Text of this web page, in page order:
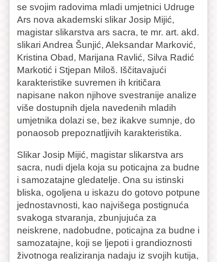
se svojim radovima mladi umjetnici Udruge
Ars nova akademski slikar Josip Mijić,
magistar slikarstva ars sacra, te mr. art. akd.
slikari Andrea Šunjić, Aleksandar Marković,
Kristina Obad, Marijana Ravlić, Silva Radić
Markotić i Stjepan Miloš. Iščitavajući
karakteristike suvremen ih kritičara
napisane nakon njihove svestranije analize
više dostupnih djela navedenih mladih
umjetnika dolazi se, bez ikakve sumnje, do
ponaosob prepoznatljivih karakteristika.
Slikar Josip Mijić, magistar slikarstva ars
sacra, nudi djela koja su poticajna za budne
i samozatajne gledatelje. Ona su istinski
bliska, ogoljena u iskazu do gotovo potpune
jednostavnosti, kao najvišega postignuća
svakoga stvaranja, zbunjujuća za
neiskrene, nadobudne, poticajna za budne i
samozatajne, koji se ljepoti i grandioznosti
životnoga realiziranja nadaju iz svojih kutija,